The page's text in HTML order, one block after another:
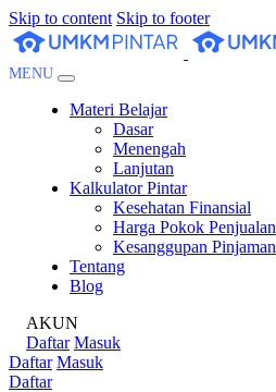
Skip to content Skip to footer
MENU
Materi Belajar
Dasar
Menengah
Lanjutan
Kalkulator Pintar
Kesehatan Finansial
Harga Pokok Penjualan
Kesanggupan Pinjaman
Tentang
Blog
AKUN
Daftar Masuk
Daftar Masuk
Daftar